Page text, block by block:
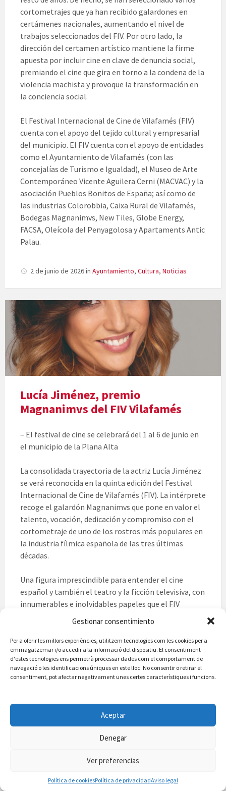
Gestionar consentimiento
Per a oferir les millors experiències, utilitzem tecnologies com les cookies per a
emmagatzemar i/o accedir a la informació del dispositiu. El consentiment
d'estes tecnologies ens permetrà processar dades com el comportament de
navegació o les identificacions úniques en este lloc. No consentir o retirar el
consentiment, pot afectar negativament unes certes característiques i funcions.
Aceptar
Denegar
Ver preferencias
Política de cookiesPolítica de privacidadAviso legal
cortometrajes que ya han recibido galardones en
certámenes nacionales, aumentando el nivel de
trabajos seleccionados del FIV. Por otro lado, la
dirección del certamen artístico mantiene la firme
apuesta por incluir cine en clave de denuncia social,
premiando el cine que gira en torno a la condena de la
violencia machista y provoque la transformación en
la conciencia social.
El Festival Internacional de Cine de Vilafamés (FIV)
cuenta con el apoyo del tejido cultural y empresarial
del municipio. El FIV cuenta con el apoyo de entidades
como el Ayuntamiento de Vilafamés (con las
concejalías de Turismo e Igualdad), el Museo de Arte
Contemporáneo Vicente Aguilera Cerni (MACVAC) y la
asociación Pueblos Bonitos de España; así como de
las industrias Colorobbia, Caixa Rural de Vilafamés,
Bodegas Magnanimvs, New Tiles, Globe Energy,
FACSA, Oleícola del Penyagolosa y Apartaments Antic
Palau.
2 de junio de 2026in Ayuntamiento, Cultura, Noticias
Lucía Jiménez, premio
Magnanimvs del FIV Vilafamés
– El festival de cine se celebrará del 1 al 6 de junio en
el municipio de la Plana Alta
La consolidada trayectoria de la actriz Lucía Jiménez
se verá reconocida en la quinta edición del Festival
Internacional de Cine de Vilafamés (FIV). La intérprete
recoge el galardón Magnanimvs que pone en valor el
talento, vocación, dedicación y compromiso con el
cortometraje de uno de los rostros más populares en
la industria fílmica española de las tres últimas
décadas.
Una figura imprescindible para entender el cine
español y también el teatro y la ficción televisiva, con
innumerables e inolvidables papeles que el FIV
Vilafamés ensalzará en su quinto certamen. Lucía
anteriores se otorgó a las actrices Ana Wagener,
Rosario Pardo, Luisa Gavasa y Miriam Díaz-Aroca.
Lucía Jiménez destacó a escala nacional en 1996 tras
Revelación en los premios Goya. La actriz segoviana
impregnó la memoria colectiva de toda la sociedad
española con la histórica serie ‘Al salir de clase’ y
innumerables producciones tanto cinematográficas